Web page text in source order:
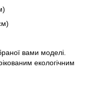
вами моделі.
екологічним